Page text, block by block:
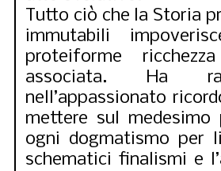
Tutto ciò che la Storia
immutabili
proteiforme
associata. Ha
nell’appassionato
mettere sul
ogni dogmatismo per
schematici finalismi e